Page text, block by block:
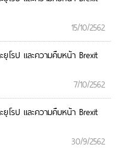
15/10/2562
โรป และความคืบหน้า Brexit
7/10/2562
โรป และความคืบหน้า Brexit
30/9/2562